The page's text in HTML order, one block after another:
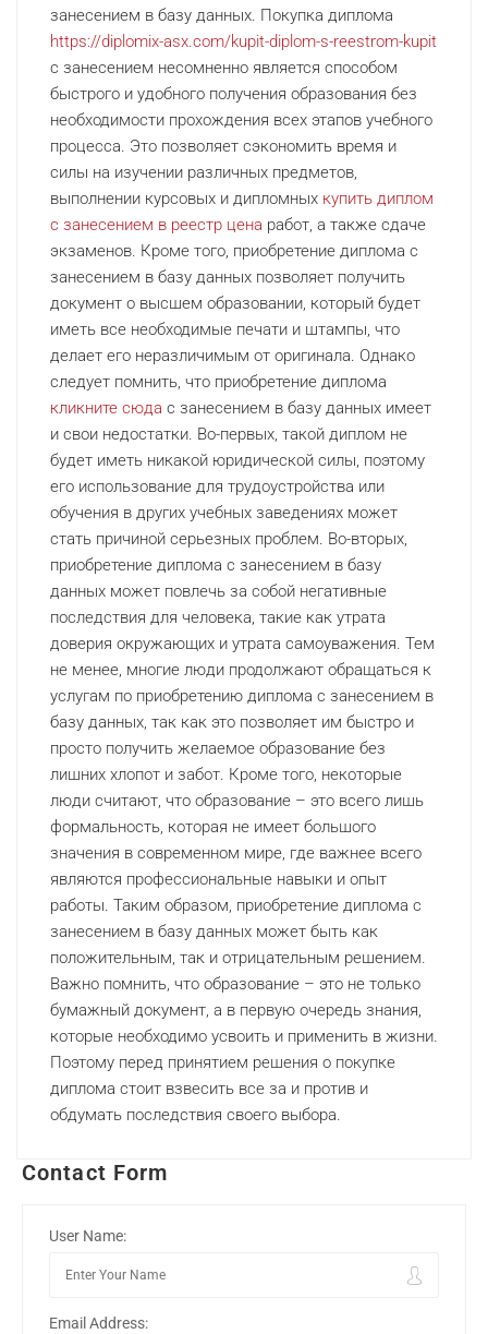
занесением в базу данных. Покупка диплома
https://diplomix-asx.com/kupit-diplom-s-reestrom-kupit
с занесением несомненно является способом
быстрого и удобного получения образования без
необходимости прохождения всех этапов учебного
процесса. Это позволяет сэкономить время и
силы на изучении различных предметов,
выполнении курсовых и дипломных купить диплом
с занесением в реестр цена работ, а также сдаче
экзаменов. Кроме того, приобретение диплома с
занесением в базу данных позволяет получить
документ о высшем образовании, который будет
иметь все необходимые печати и штампы, что
делает его неразличимым от оригинала. Однако
следует помнить, что приобретение диплома
кликните сюда с занесением в базу данных имеет
и свои недостатки. Во-первых, такой диплом не
будет иметь никакой юридической силы, поэтому
его использование для трудоустройства или
обучения в других учебных заведениях может
стать причиной серьезных проблем. Во-вторых,
приобретение диплома с занесением в базу
данных может повлечь за собой негативные
последствия для человека, такие как утрата
доверия окружающих и утрата самоуважения. Тем
не менее, многие люди продолжают обращаться к
услугам по приобретению диплома с занесением в
базу данных, так как это позволяет им быстро и
просто получить желаемое образование без
лишних хлопот и забот. Кроме того, некоторые
люди считают, что образование – это всего лишь
формальность, которая не имеет большого
значения в современном мире, где важнее всего
являются профессиональные навыки и опыт
работы. Таким образом, приобретение диплома с
занесением в базу данных может быть как
положительным, так и отрицательным решением.
Важно помнить, что образование – это не только
бумажный документ, а в первую очередь знания,
которые необходимо усвоить и применить в жизни.
Поэтому перед принятием решения о покупке
диплома стоит взвесить все за и против и
обдумать последствия своего выбора.
Contact Form
User Name:
Email Address: